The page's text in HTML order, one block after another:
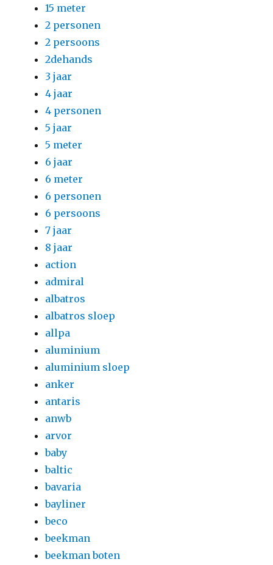
15 meter
2 personen
2 persoons
2dehands
3 jaar
4 jaar
4 personen
5 jaar
5 meter
6 jaar
6 meter
6 personen
6 persoons
7 jaar
8 jaar
action
admiral
albatros
albatros sloep
allpa
aluminium
aluminium sloep
anker
antaris
anwb
arvor
baby
baltic
bavaria
bayliner
beco
beekman
beekman boten